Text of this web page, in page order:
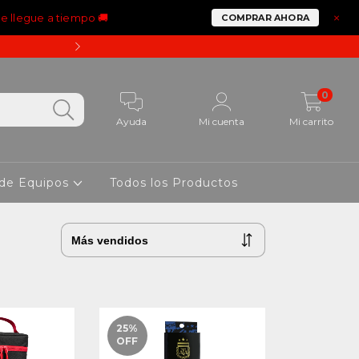
×
llegue a tiempo 🚚 COMPRAR AHORA
Ayuda Mi cuenta Mi carrito
0
Equipos Todos los Productos
25%
OFF